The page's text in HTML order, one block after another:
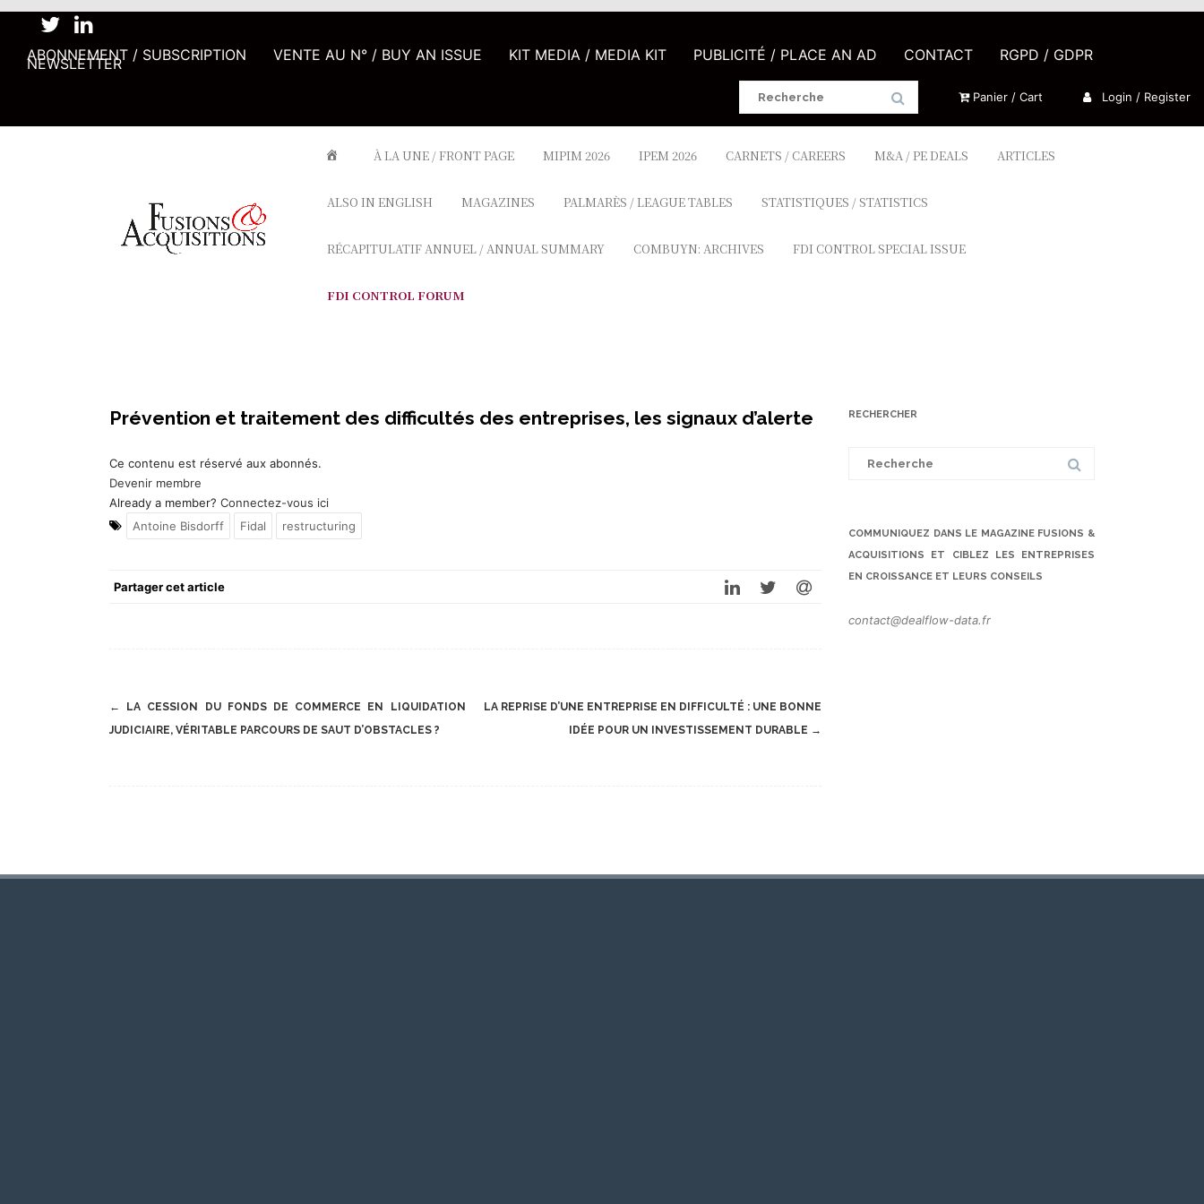
ABONNEMENT / SUBSCRIPTION VENTE AU N° / BUY AN ISSUE KIT MEDIA / MEDIA KIT PUBLICITÉ / PLACE AN AD CONTACT RGPD / GDPR
NEWSLETTER
Search
Panier / Cart Login / Register
À LA UNE / FRONT PAGE MIPIM 2026 IPEM 2026 CARNETS / CAREERS M&A / PE DEALS ARTICLES
ALSO IN ENGLISH MAGAZINES PALMARÈS / LEAGUE TABLES STATISTIQUES / STATISTICS
RÉCAPITULATIF ANNUEL / ANNUAL SUMMARY COMBUYN: ARCHIVES FDI CONTROL SPECIAL ISSUE
FDI CONTROL FORUM
Prévention et traitement des difficultés des entreprises, les signaux d’alerte
Ce contenu est réservé aux abonnés.
Devenir membre
Already a member? Connectez-vous ici
Antoine Bisdorff
Fidal restructuring
Partager cet article
Post
navigation
←
LA CESSION DU FONDS DE COMMERCE EN LIQUIDATION
JUDICIAIRE, VÉRITABLE PARCOURS DE SAUT D’OBSTACLES ?
LA REPRISE D’UNE ENTREPRISE EN DIFFICULTÉ : UNE BONNE
IDÉE POUR UN INVESTISSEMENT DURABLE →
RECHERCHER
COMMUNIQUEZ DANS LE MAGAZINE FUSIONS &
ACQUISITIONS ET CIBLEZ LES ENTREPRISES
EN CROISSANCE ET LEURS CONSEILS
contact@dealflow-data.fr